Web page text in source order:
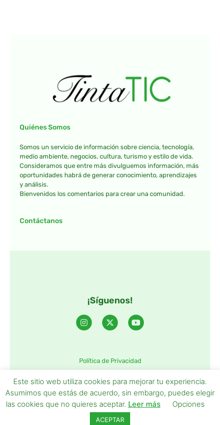
Quiénes Somos
Somos un servicio de información sobre ciencia, tecnología,
medio ambiente, negocios, cultura, turismo y estilo de vida.
Consideramos que entre más divulguemos información, más
oportunidades habrá de generar conocimiento, aprendizajes
y análisis.
Bienvenidos los comentarios para crear una comunidad.
Contáctanos
¡Síguenos!
Política de Privacidad
Este sitio web utiliza cookies para mejorar tu experiencia.
Asumimos que estás de acuerdo, sin embargo, puedes elegir
las cookies que no quieres aceptar. Leer más Opciones
ACEPTAR